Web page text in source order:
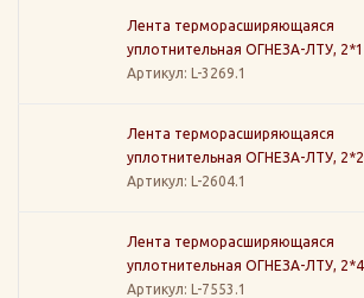
Лента терморасширяющаяся
уплотнительная ОГНЕЗА-ЛТУ,
Артикул: L-3269.1
Лента терморасширяющаяся
уплотнительная ОГНЕЗА-ЛТУ,
Артикул: L-2604.1
Лента терморасширяющаяся
уплотнительная ОГНЕЗА-ЛТУ,
Артикул: L-7553.1